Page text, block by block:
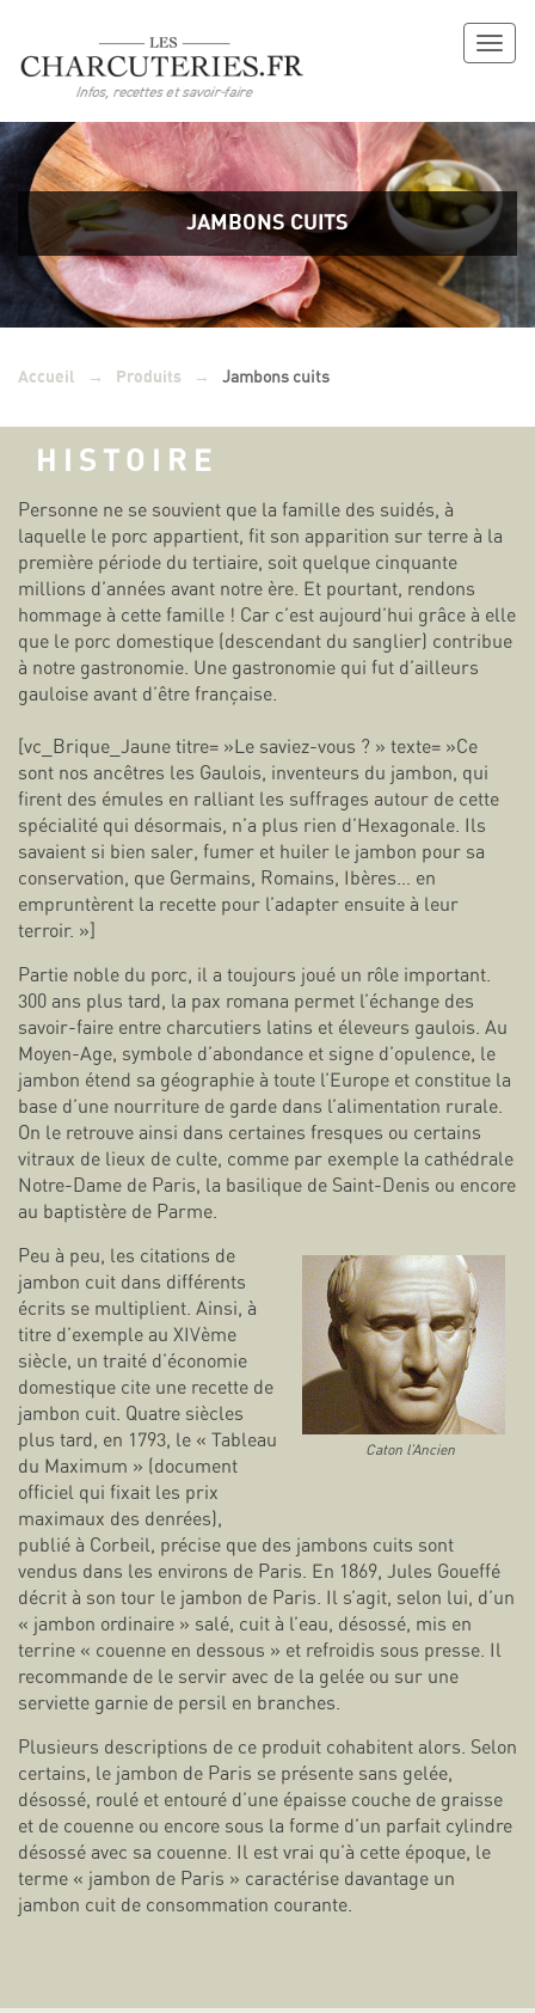
JAMBONS CUITS
Accueil → Produits → Jambons cuits
HISTOIRE
Personne ne se souvient que la famille des suidés, à
laquelle le porc appartient, fit son apparition sur terre à la
première période du tertiaire, soit quelque cinquante
millions d’années avant notre ère. Et pourtant, rendons
hommage à cette famille ! Car c’est aujourd’hui grâce à elle
que le porc domestique (descendant du sanglier) contribue
à notre gastronomie. Une gastronomie qui fut d’ailleurs
gauloise avant d’être française.
[vc_Brique_Jaune titre= »Le saviez-vous ? » texte= »Ce
sont nos ancêtres les Gaulois, inventeurs du jambon, qui
firent des émules en ralliant les suffrages autour de cette
spécialité qui désormais, n’a plus rien d’Hexagonale. Ils
savaient si bien saler, fumer et huiler le jambon pour sa
conservation, que Germains, Romains, Ibères… en
empruntèrent la recette pour l’adapter ensuite à leur
terroir. »]
Partie noble du porc, il a toujours joué un rôle important.
300 ans plus tard, la pax romana permet l’échange des
savoir-faire entre charcutiers latins et éleveurs gaulois. Au
Moyen-Age, symbole d’abondance et signe d’opulence, le
jambon étend sa géographie à toute l’Europe et constitue la
base d’une nourriture de garde dans l’alimentation rurale.
On le retrouve ainsi dans certaines fresques ou certains
vitraux de lieux de culte, comme par exemple la cathédrale
Notre-Dame de Paris, la basilique de Saint-Denis ou encore
au baptistère de Parme.
Caton l’Ancien
Peu à peu, les citations de
jambon cuit dans différents
écrits se multiplient. Ainsi, à
titre d’exemple au XIVème
siècle, un traité d’économie
domestique cite une recette de
jambon cuit. Quatre siècles
plus tard, en 1793, le « Tableau
du Maximum » (document
officiel qui fixait les prix
maximaux des denrées),
publié à Corbeil, précise que des jambons cuits sont
vendus dans les environs de Paris. En 1869, Jules Goueffé
décrit à son tour le jambon de Paris. Il s’agit, selon lui, d’un
« jambon ordinaire » salé, cuit à l’eau, désossé, mis en
terrine « couenne en dessous » et refroidis sous presse. Il
recommande de le servir avec de la gelée ou sur une
serviette garnie de persil en branches.
Plusieurs descriptions de ce produit cohabitent alors. Selon
certains, le jambon de Paris se présente sans gelée,
désossé, roulé et entouré d’une épaisse couche de graisse
et de couenne ou encore sous la forme d’un parfait cylindre
désossé avec sa couenne. Il est vrai qu’à cette époque, le
terme « jambon de Paris » caractérise davantage un
jambon cuit de consommation courante.